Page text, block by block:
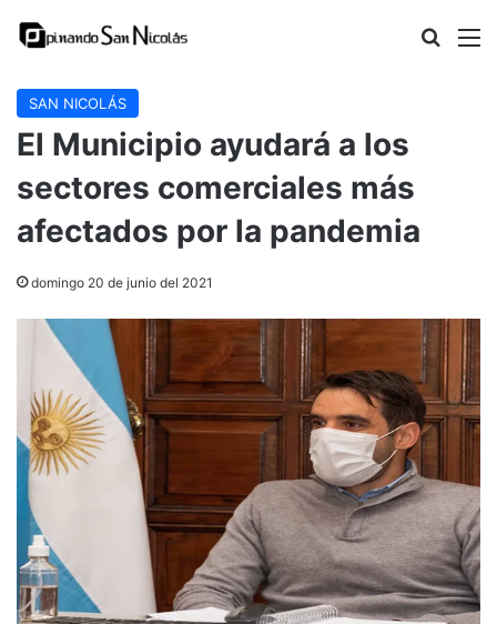
Buscar
SAN NICOLÁS
El Municipio ayudará a los
sectores comerciales más
afectados por la pandemia
domingo 20 de junio del 2021